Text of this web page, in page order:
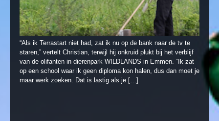
“Als ik Terrastart niet had, zat ik nu op de bank naar de tv te
staren,” vertelt Christian, terwijl hij onkruid plukt bij het verblijf
van de olifanten in dierenpark WILDLANDS in Emmen. “Ik zat
op een school waar ik geen diploma kon halen, dus dan moet je
maar werk zoeken. Dat is lastig als je […]